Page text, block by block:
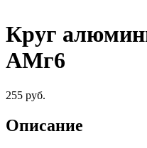
Круг
АМг6
255 руб.
Описание